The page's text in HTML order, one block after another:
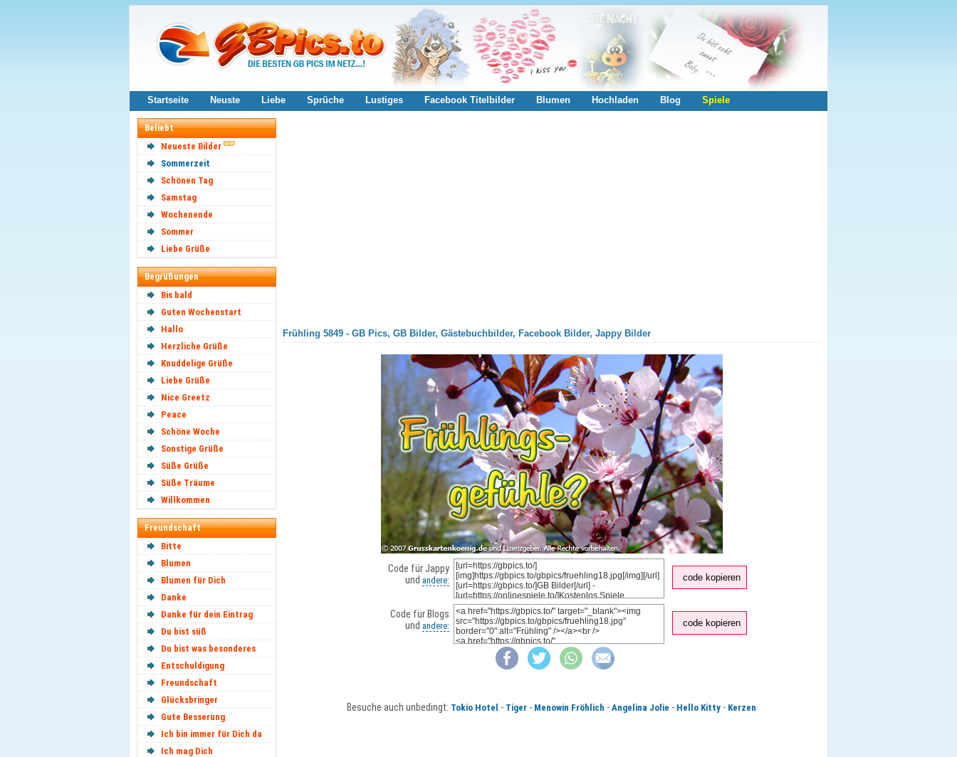
Startseite Neuste Liebe Sprüche Lustiges Facebook Titelbilder Blumen Hochladen Blog Spiele
Beliebt
Neueste Bilder
Sommerzeit
Schönen Tag
Samstag
Wochenende
Sommer
Liebe Grüße
Begrüßungen
Bis bald
Guten Wochenstart
Hallo
Herzliche Grüße
Knuddelige Grüße
Liebe Grüße
Nice Greetz
Peace
Schöne Woche
Sonstige Grüße
Süße Grüße
Süße Träume
Willkommen
Freundschaft
Bitte
Blumen
Blumen für Dich
Danke
Danke für dein Eintrag
Du bist süß
Du bist was besonderes
Entschuldigung
Freundschaft
Glücksbringer
Gute Besserung
Ich bin immer für Dich da
Ich mag Dich
Frühling 5849 - GB Pics, GB Bilder, Gästebuchbilder, Facebook Bilder, Jappy Bilder
Code für Jappy
und andere: code kopieren
Code für Blogs
und andere: code kopieren
Besuche auch unbedingt: Tokio Hotel - Tiger - Menowin Fröhlich - Angelina Jolie - Hello Kitty - Kerzen